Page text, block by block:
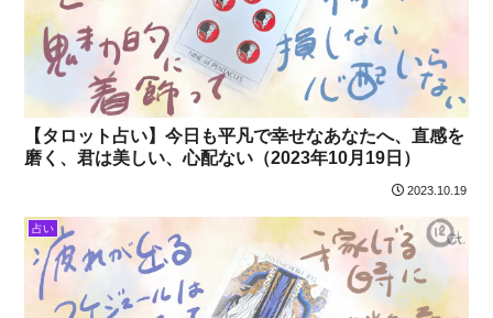
【タロット占い】今日も平凡で幸せなあなたへ、直感を
磨く、君は美しい、心配ない（2023年10月19日）
2023.10.19
占い